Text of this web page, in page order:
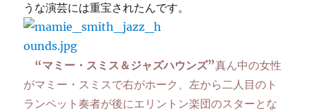
うな演芸には重宝されたんです。
“マミー・スミス＆ジャズハウンズ”真ん中の女性
がマミー・スミスで右がホーク、左から二人目のト
ランペット奏者が後にエリントン楽団のスターとな